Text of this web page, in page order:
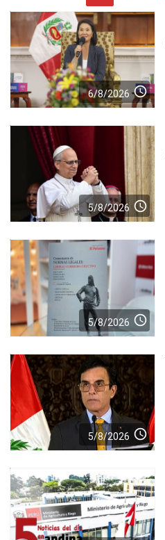
6/8/2026 access_time
5/8/2026 access_time
5/8/2026 access_time
5/8/2026 access_time